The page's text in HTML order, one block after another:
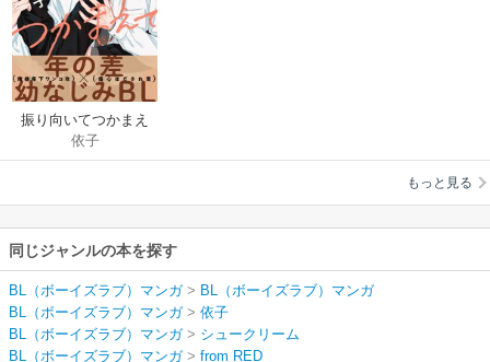
振り向いてつかまえ
て
依子
もっと見る
同じジャンルの本を探す
BL（ボーイズラブ）マンガ> BL（ボーイズラブ）マンガ
BL（ボーイズラブ）マンガ> 依子
BL（ボーイズラブ）マンガ> シュークリーム
BL（ボーイズラブ）マンガ> from RED